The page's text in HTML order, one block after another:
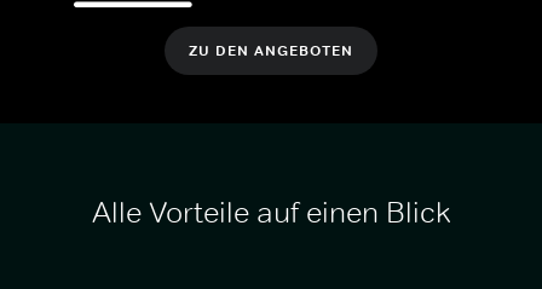
ZU DEN ANGEBOTEN
Alle Vorteile auf einen Blick